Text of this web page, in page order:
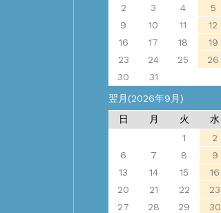
2
3 4 5
9
10 11 12
16
17 18 19
23
24 25 26
30
31
翌月(2026年9月)
日
月 火 水
1
2
6
7 8 9
13
14 15 16
20
21 22 23
27
28 29
30